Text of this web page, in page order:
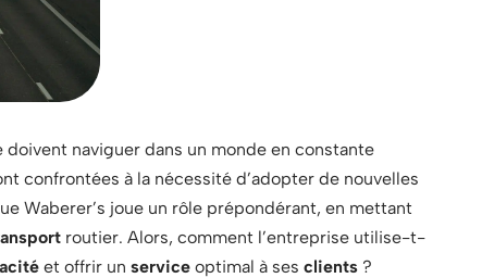
naviguer dans un monde en constante
confrontées à la nécessité d’adopter de nouvelles
Waberer’s joue un rôle prépondérant, en mettant
routier. Alors, comment l’entreprise utilise-t-
et offrir un service optimal à ses clients ?